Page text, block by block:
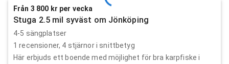
Från 3 800 kr per vecka
Stuga 2.5 mil syväst om Jönköping
4-5 sängplatser
1 recensioner, 4 stjärnor i snittbetyg
Här erbjuds ett boende med möjlighet för bra karpfiske i